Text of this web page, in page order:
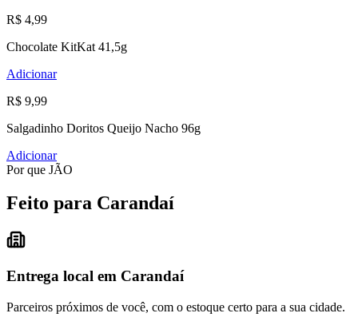
R$ 4,99
Chocolate KitKat 41,5g
Adicionar
R$ 9,99
Salgadinho Doritos Queijo Nacho 96g
Adicionar
Por que JÃO
Feito para Carandaí
Entrega local em Carandaí
Parceiros próximos de você, com o estoque certo para a sua cidade.